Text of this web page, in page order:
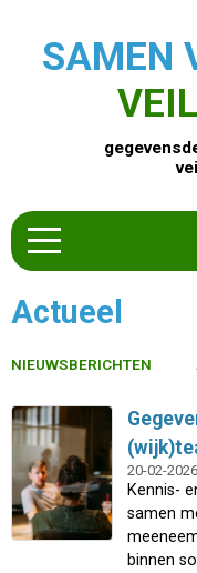
SAMEN
Actueel
NIEUWSBERICHTEN
20-02-2026
Kennis-
samen
binnen